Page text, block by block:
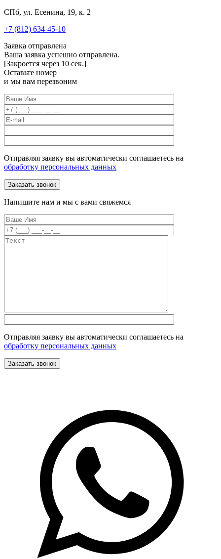
СПб, ул. Есенина, 19, к. 2
+7 (812) 634-45-10
Заявка отправлена
Ваша заявка успешно отправлена.
[Закроется через 10 сек.]
Оставьте номер
и мы вам перезвоним
Отправляя заявку вы автоматически соглашаетесь на
обработку персональных данных
Напишите нам и мы с вами свяжемся
Отправляя заявку вы автоматически соглашаетесь на
обработку персональных данных